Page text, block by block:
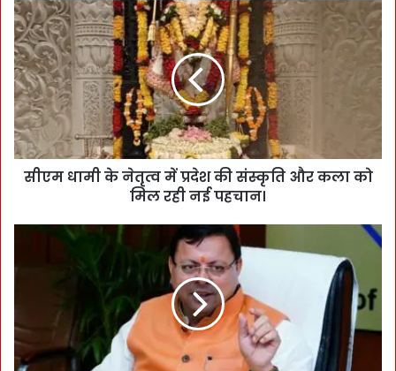
सीएम धामी के नेतृत्व में प्रदेश की संस्कृति और कला को
मिल रही नई पहचान।